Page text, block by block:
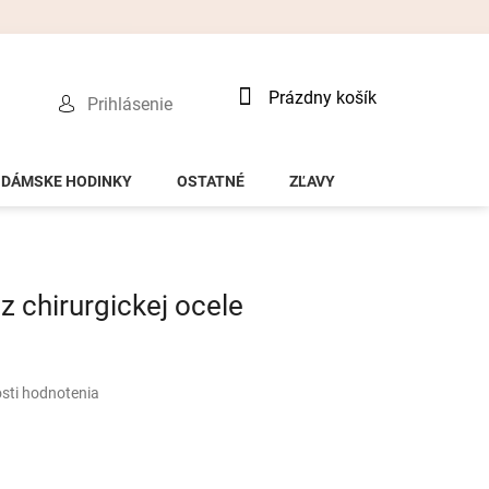
Prihlásenie
Nákupný
Prázdny košík
DÁMSKE HODINKY OSTATNÉ ZĽAVY
chirurgickej ocele
hodnotenia